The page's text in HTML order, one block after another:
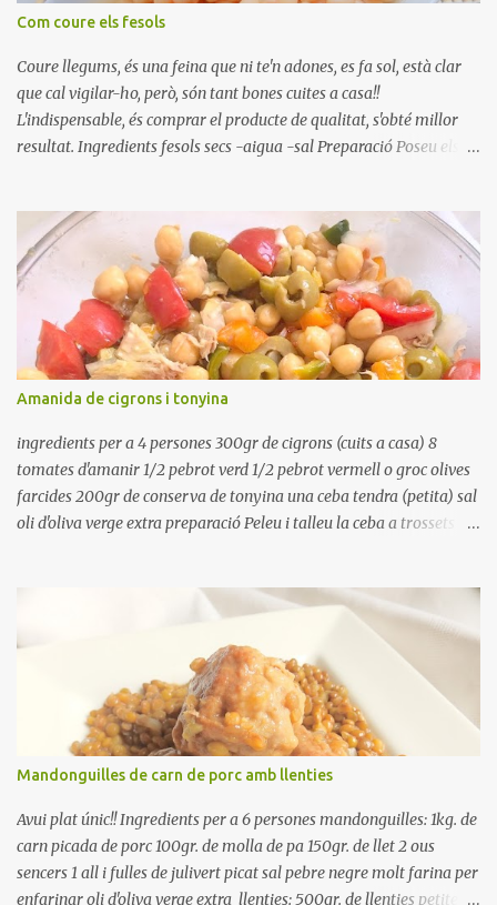
Com coure els fesols
Coure llegums, és una feina que ni te'n adones, es fa sol, està clar
que cal vigilar-ho, però, són tant bones cuites a casa!!
L'indispensable, és comprar el producte de qualitat, s'obté millor
resultat. Ingredients fesols secs -aigua -sal Preparació Poseu els
quan arrenca el bull, canvieu l'aigua bullint, per aigua freda,
repetiu dues o tres vegades, abaixeu el foc i atureu la ebullició, dues
o tres vegades afegint aigua freda, han de coure a foc baix, quasi
be, sense bullir i sempre sempre, amb l'olla tapada, entre 1 hora i 1
hora i mitja. Saleu 10 minuts abans de retirar del foc. Heu de veure
vosaltres el moment en que ja estan cuites. Anotacions Deixeu
refredar en la mateixa olla. El caldo de coure els fesols, es pot
utilitzar per una crema o sopa. Ingredientes judias -agua -sal
Preparación Ponga las judías a r...
Amanida de cigrons i tonyina
ingredients per a 4 persones 300gr de cigrons (cuits a casa) 8
tomates d'amanir 1/2 pebrot verd 1/2 pebrot vermell o groc olives
farcides 200gr de conserva de tonyina una ceba tendra (petita) sal
oli d'oliva verge extra preparació Peleu i talleu la ceba a trossets i
Renteu les tomates i talleu-les a octaus. Talleu les olives a
rodanxes. Una hora abans de portar a la taula, poseu els cigrons,
ben escorreguts, en un bol, amb la resta d'ingredients: les tomates,
el pebrot, la ceba, (escorreguda), les olives i la tonyina esmicolada.
Amaniu amb sal i oli... bon profit!!
Mandonguilles de carn de porc amb llenties
Avui plat únic!! Ingredients per a 6 persones mandonguilles: 1kg. de
carn picada de porc 100gr. de molla de pa 150gr. de llet 2 ous
sencers 1 all i fulles de julivert picat sal pebre negre molt farina per
enfarinar oli d'oliva verge extra llenties: 500gr. de llenties petites